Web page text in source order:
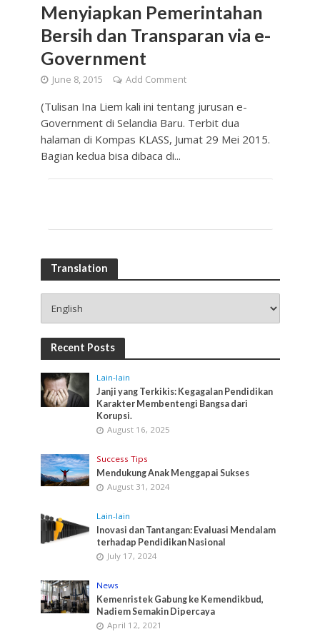
Menyiapkan Pemerintahan
Bersih dan Transparan via e-
Government
June 8, 2015 Add Comment
(Tulisan Ina Liem kali ini tentang jurusan e-
Government di Selandia Baru. Terbit dua
halaman di Kompas KLASS, Jumat 29 Mei 2015.
Bagian kedua bisa dibaca di...
Translation
Recent Posts
Lain-lain
Janji yang Terkikis: Kegagalan Pendidikan
Karakter Membentengi Bangsa dari
Korupsi.
August 16, 2025
Success Tips
Mendukung Anak Menggapai Sukses
August 31, 2024
Lain-lain
Inovasi dan Tantangan: Evaluasi Mendalam
terhadap Pendidikan Nasional
July 17, 2024
News
Kemenristek Gabung ke Kemendikbud,
Nadiem Semakin Dipercaya
April 12, 2021